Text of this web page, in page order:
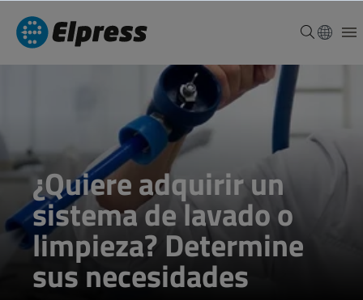
¿Quiere adquirir un
sistema de lavado o
limpieza? Determine
sus necesidades